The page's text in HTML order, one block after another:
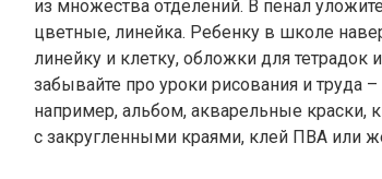
из множества отделений. В пенал
цветные, линейка. Ребенку в школе
линейку и клетку, обложки для тетрадок
забывайте про уроки рисования и труда
например, альбом, акварельные краски,
с закругленными краями, клей ПВА или